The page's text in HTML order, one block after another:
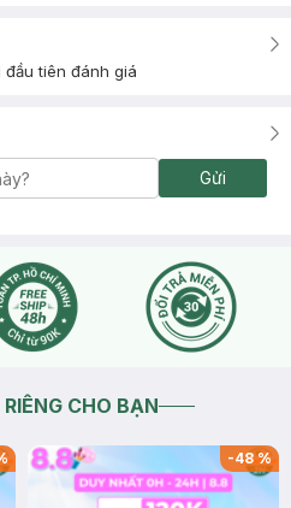
đầu tiên đánh giá
Gửi
CHO BẠN
-48%